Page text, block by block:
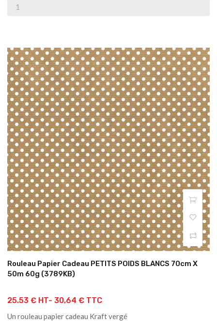
Rouleau Papier Cadeau PETITS POIDS BLANCS 70cm X
50m 60g (3789KB)
25.53 € HT- 30,64 € TTC
Un rouleau papier cadeau Kraft vergé